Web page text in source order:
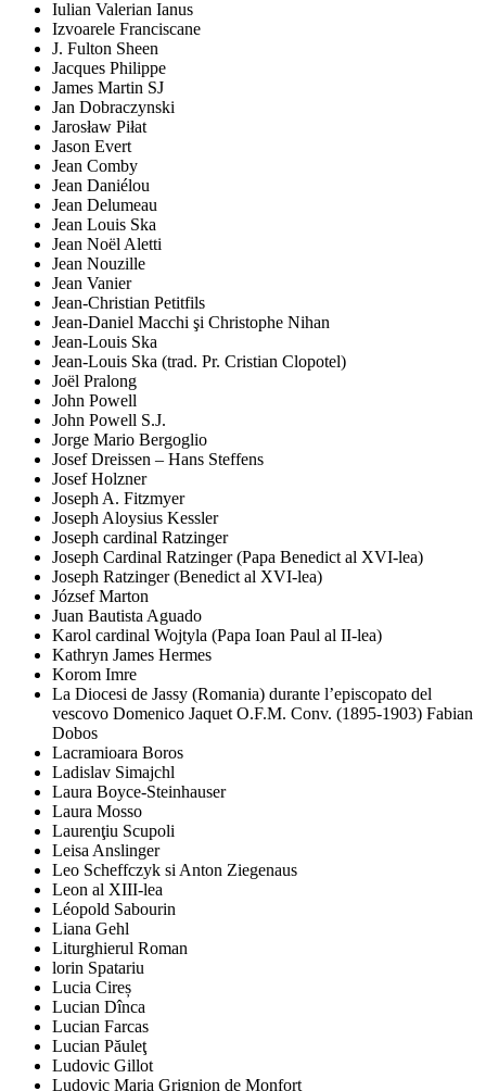
Iulian Valerian Ianus
Izvoarele Franciscane
J. Fulton Sheen
Jacques Philippe
James Martin SJ
Jan Dobraczynski
Jarosław Piłat
Jason Evert
Jean Comby
Jean Daniélou
Jean Delumeau
Jean Louis Ska
Jean Noël Aletti
Jean Nouzille
Jean Vanier
Jean-Christian Petitfils
Jean-Daniel Macchi şi Christophe Nihan
Jean-Louis Ska
Jean-Louis Ska (trad. Pr. Cristian Clopotel)
Joël Pralong
John Powell
John Powell S.J.
Jorge Mario Bergoglio
Josef Dreissen – Hans Steffens
Josef Holzner
Joseph A. Fitzmyer
Joseph Aloysius Kessler
Joseph cardinal Ratzinger
Joseph Cardinal Ratzinger (Papa Benedict al XVI-lea)
Joseph Ratzinger (Benedict al XVI-lea)
József Marton
Juan Bautista Aguado
Karol cardinal Wojtyla (Papa Ioan Paul al II-lea)
Kathryn James Hermes
Korom Imre
La Diocesi de Jassy (Romania) durante l’episcopato del
vescovo Domenico Jaquet O.F.M. Conv. (1895-1903) Fabian
Dobos
Lacramioara Boros
Ladislav Simajchl
Laura Boyce-Steinhauser
Laura Mosso
Laurenţiu Scupoli
Leisa Anslinger
Leo Scheffczyk si Anton Ziegenaus
Leon al XIII-lea
Léopold Sabourin
Liana Gehl
Liturghierul Roman
lorin Spatariu
Lucia Cireș
Lucian Dînca
Lucian Farcas
Lucian Păuleţ
Ludovic Gillot
Ludovic Maria Grignion de Monfort